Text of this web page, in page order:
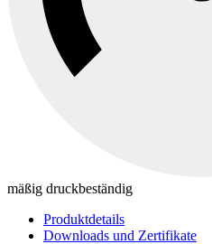
mäßig druckbeständig
Produktdetails
Downloads und Zertifikate